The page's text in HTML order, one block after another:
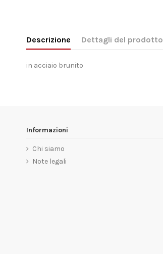
Descrizione Dettagli del prodotto
in acciaio brunito
Informazioni
Chi siamo
Note legali